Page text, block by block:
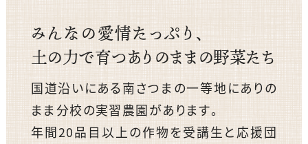
みんなの愛情たっぷり、
土の力で育つありのままの野菜たち
国道沿いにある南さつまの一等地にありの
まま分校の実習農園があります。
年間20品目以上の作物を受講生と応援団